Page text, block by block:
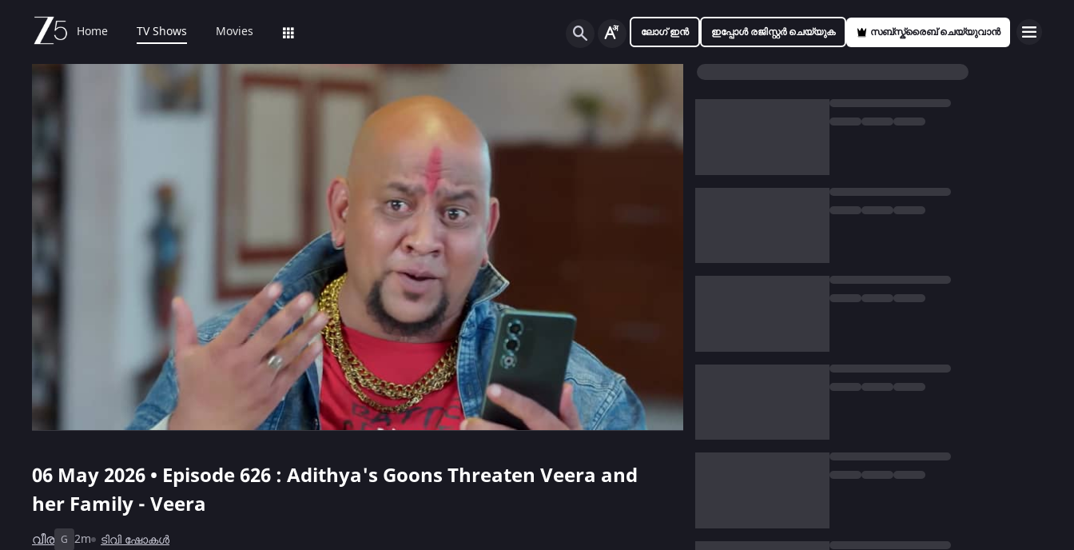
Home TV Shows Movies ലോഗ് ഇൻ ഇപ്പോൾ രജിസ്റ്റർ ചെയ്യുക സബ്സ്ക്രൈബ് ചെയ്യുവാൻ
06 May 2026 • Episode 626 : Adithya's Goons Threaten Veera and
her Family - Veera
വീര G 2m ടിവി ഷോകൾ